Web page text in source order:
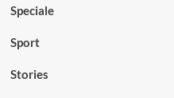
Speciale
Sport
Stories